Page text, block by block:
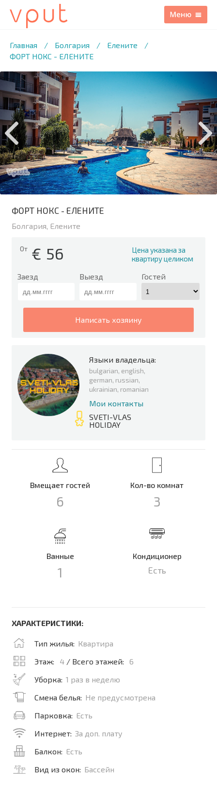
Главная / Болгария / Елените
/
ФОРТ НОКС - ЕЛЕНИТЕ
/46 ФОТО
ФОРТ НОКС - ЕЛЕНИТЕ
Болгария, Елените
От € 56
Цена указана за
квартиру целиком
Заезд Выезд Гостей
написать хозяину
Языки владельца:
bulgarian, english,
german, russian,
ukrainian, romanian
Мои контакты
SVETI-VLAS
HOLIDAY
Вмещает гостей
6
Кол-во комнат
3
Ванные
1
Кондиционер
Есть
ХАРАКТЕРИСТИКИ:
Тип жилья: Квартира
Этаж:
4 / Всего этажей:
6
Уборка: 1 раз в неделю
Смена белья: Не предусмотрена
Парковка: Есть
Интернет: За доп. плату
Балкон: Есть
Вид из окон: Бассейн